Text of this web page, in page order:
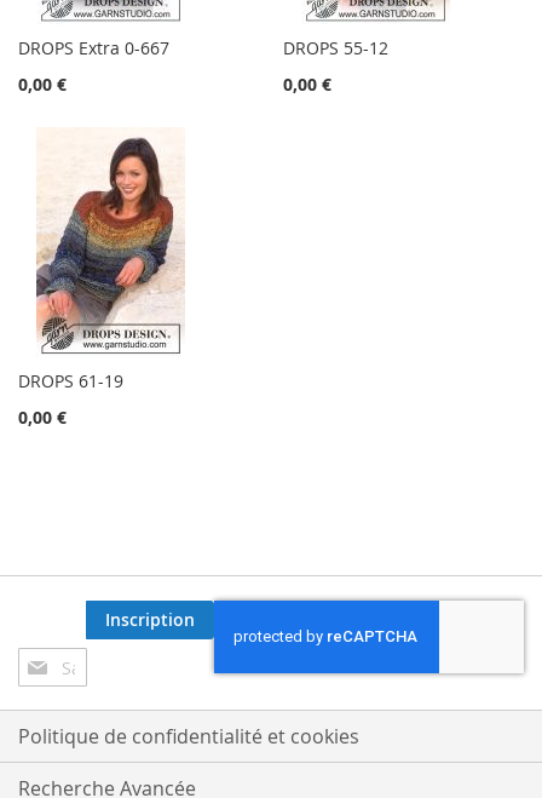
DROPS Extra 0-667
0,00 €
DROPS 55-12
0,00 €
DROPS 61-19
0,00 €
Inscription
à
notre
lettre
d’information
:
Inscription
Politique de confidentialité et cookies
Recherche Avancée